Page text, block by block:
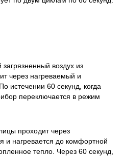
загрязненный воздух из
через нагреваемый и
истечении 60 секунд, когда
переключается в режим
проходит через
и нагревается до комфортной
тепло. Через 60 секунд,